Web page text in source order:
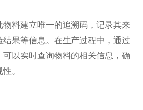
物料建立唯一的追溯码，记录其来
结果等信息。在生产过程中，通过
可以实时查询物料的相关信息，确
。